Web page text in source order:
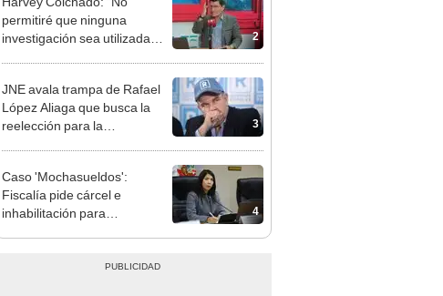
2
permitiré que ninguna
investigación sea utilizada
3
JNE avala trampa de Rafael
López Aliaga que busca la
reelección para la
4
Caso 'Mochasueldos':
Fiscalía pide cárcel e
inhabilitación para